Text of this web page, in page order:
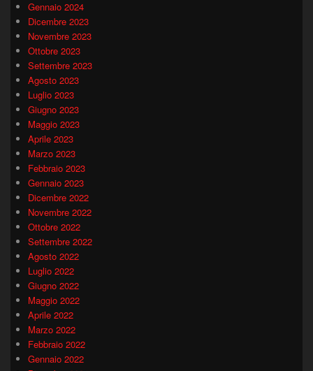
Gennaio 2024
Dicembre 2023
Novembre 2023
Ottobre 2023
Settembre 2023
Agosto 2023
Luglio 2023
Giugno 2023
Maggio 2023
Aprile 2023
Marzo 2023
Febbraio 2023
Gennaio 2023
Dicembre 2022
Novembre 2022
Ottobre 2022
Settembre 2022
Agosto 2022
Luglio 2022
Giugno 2022
Maggio 2022
Aprile 2022
Marzo 2022
Febbraio 2022
Gennaio 2022